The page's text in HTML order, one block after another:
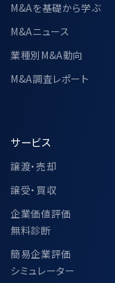
M&Aを基礎から学ぶ
M&Aニュース
業種別M&A動向
M&A調査レポート
サービス
譲渡・売却
譲受・買収
企業価値評価
無料診断
簡易企業評価
シミュレーター